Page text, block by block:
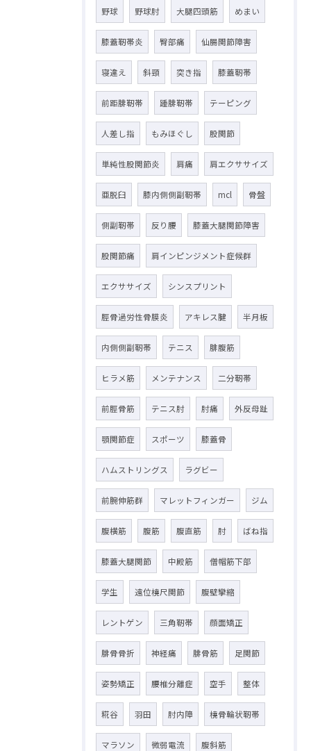
野球 野球肘 大腿四頭筋 めまい
膝蓋靭帯炎 臀部痛 仙腸関節障害
寝違え 斜頸 突き指 膝蓋靭帯
前距腓靭帯 踵腓靭帯 テーピング
人差し指 もみほぐし 股関節
単純性股関節炎 肩痛 肩エクササイズ
亜脱臼 膝内側側副靭帯 mcl 骨盤
側副靭帯 反り腰 膝蓋大腿関節障害
股関節痛 肩インピンジメント症候群
エクササイズ シンスプリント
脛骨過労性骨膜炎 アキレス腱 半月板
内側側副靭帯 テニス 腓腹筋
ヒラメ筋 メンテナンス 二分靭帯
前脛骨筋 テニス肘 肘痛 外反母趾
顎関節症 スポーツ 膝蓋骨
ハムストリングス ラグビー
前腕伸筋群 マレットフィンガー ジム
腹横筋 腹筋 腹直筋 肘 ばね指
膝蓋大腿関節 中殿筋 僧帽筋下部
学生 遠位橈尺関節 腹壁攣縮
レントゲン 三角靭帯 顔面矯正
腓骨骨折 神経痛 腓骨筋 足関節
姿勢矯正 腰椎分離症 空手 整体
糀谷 羽田 肘内障 橈骨輪状靭帯
マラソン 微弱電流 腹斜筋